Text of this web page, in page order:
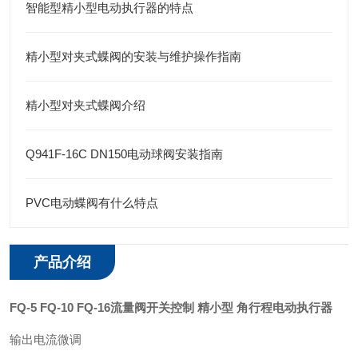
智能型精小型电动执行器的特点
精小型对夹式蝶阀的安装与维护操作指南
精小型对夹式蝶阀介绍
Q941F-16C DN150电动球阀安装指南
PVC电动蝶阀有什么特点
产品介绍
FQ-5 FQ-10 FQ-16流量阀开关控制 精小型 角行程电动执行器
输出电流微调